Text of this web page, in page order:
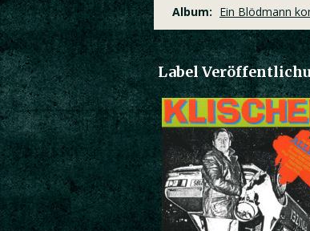
Album: Ein Blödmann
Label